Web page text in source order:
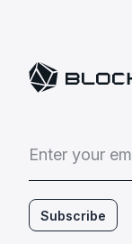
Enter your em
Subscribe